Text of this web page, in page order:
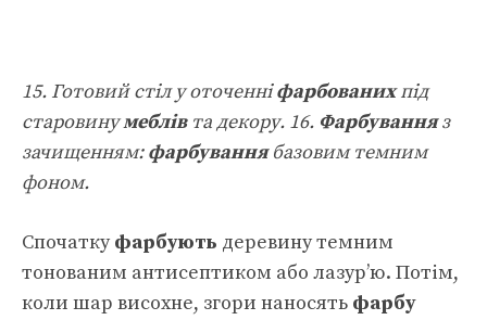
15. Готовий стіл у оточенніфарбованихпід
старовинумеблів та декору. 16. Фарбуванняз
зачищенням:фарбуваннябазовим темним
фоном.
Спочаткуфарбують деревину темним
тонованим антисептиком або лазур’ю. Потім,
коли шар висохне, згори наносять фарбу